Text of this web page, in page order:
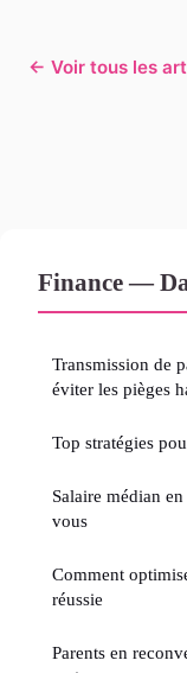
← Voir tous les
Finance —
Transmission de
éviter les pièges
Top stratégies
Salaire médian
vous
Comment
réussie
Parents en